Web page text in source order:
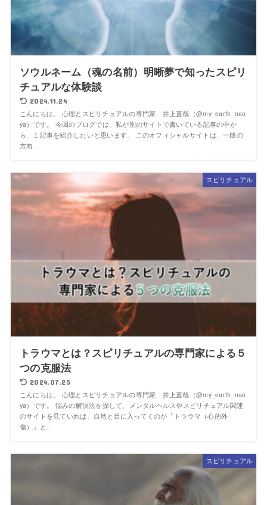
ソウルネーム（魂の名前）明晰夢で知ったスピリ
チュアルな体験談
2024.11.24
こんにちは。 心理とスピリチュアルの専門家 井上直哉（@my_earth_nao
ya）です。 今回のブログでは、私が別のサイトで書いている記事の中か
ら、１記事を紹介したいと思います。 このオフィシャルサイトは、一般の
方向...
スピリチュアル
トラウマとは？スピリチュアルの専門家による５
つの克服法
2024.07.25
こんにちは。 心理とスピリチュアルの専門家 井上直哉（@my_earth_nao
ya）です。 悩みの解決法を探して、メンタルヘルスやスピリチュアル関連
のサイトを見ていれば、自然と目に入ってくのが「トラウマ（心的外
傷）」と...
スピリチュアル